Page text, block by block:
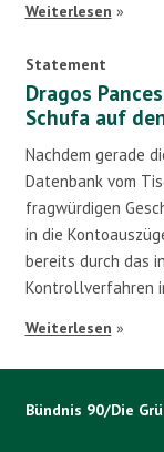
Weiterlesen »
Statement
Dragos
Schufa auf
Nachdem gerade
Datenbank vom
fragwürdigen
in die
bereits durch das
Kontrollverfahren
Weiterlesen »
Bündnis 90/Die